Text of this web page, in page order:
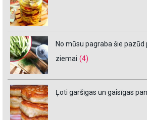
No mūsu pagraba šie
ziemai (4)
Ļoti garšīgas un gaisīgas